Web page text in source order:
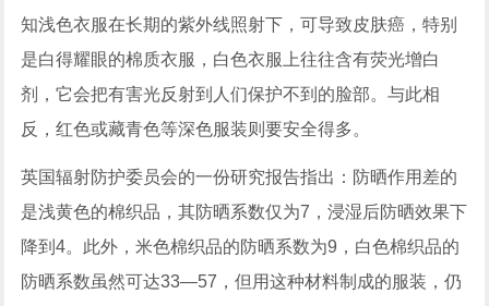
知浅色衣服在长期的紫外线照射下，可导致皮肤癌，特别
是白得耀眼的棉质衣服，白色衣服上往往含有荧光增白
剂，它会把有害光反射到人们保护不到的脸部。与此相
反，红色或藏青色等深色服装则要安全得多。
英国辐射防护委员会的一份研究报告指出：防晒作用差的
是浅黄色的棉织品，其防晒系数仅为7，浸湿后防晒效果下
降到4。此外，米色棉织品的防晒系数为9，白色棉织品的
防晒系数虽然可达33—57，但用这种材料制成的服装，仍